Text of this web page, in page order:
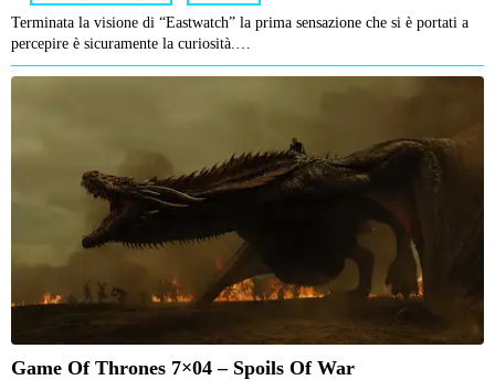
Terminata la visione di “Eastwatch” la prima sensazione che si è portati a
percepire è sicuramente la curiosità.…
Game Of Thrones 7×04 – Spoils Of War